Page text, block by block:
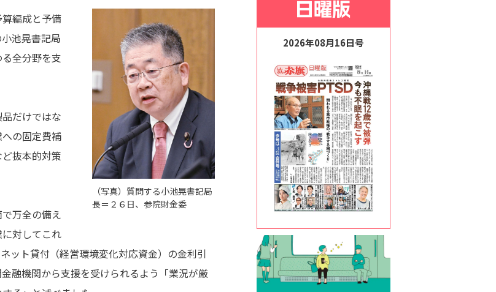
（写真）質問する小池晃書記局
長＝２６日、参院財金委
編成と予備
池晃書記局
全分野を支
だけではな
の固定費補
抜本的対策
万全の備え
対してこれ
ット貸付（経営環境変化対応資金）の金利引
融機関から支援を受けられるよう「業況が厳
2026年08月16日号